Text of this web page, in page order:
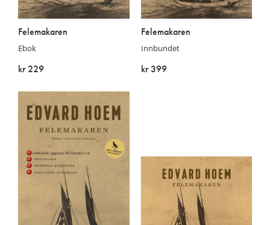
Felemakaren
Ebok
kr 229
Felemakaren
Innbundet
kr 399